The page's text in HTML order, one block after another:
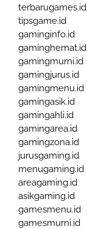
terbarugames.id
tipsgame.id
gaminginfo.id
gaminghemat.id
gamingmurni.id
gamingjurus.id
gamingmenu.id
gamingasik.id
gamingahli.id
gamingarea.id
gamingzona.id
jurusgaming.id
menugaming.id
areagaming.id
asikgaming.id
gamesmenu.id
gamesmurni.id